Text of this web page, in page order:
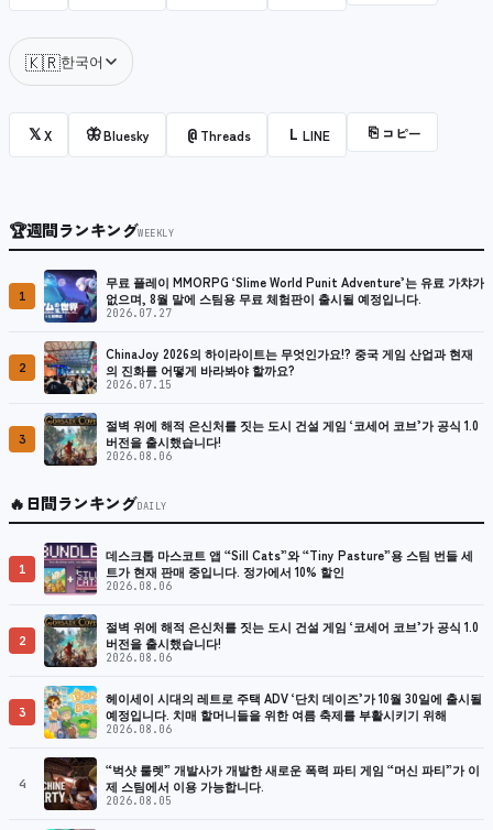
🇰🇷한국어
𝕏X 🦋Bluesky @ Threads L LINE ⎘ コピー
🏆週間ランキングWEEKLY
1
무료 플레이 MMORPG ‘Slime World Punit Adventure’는 유료 가챠가
없으며, 8월 말에 스팀용 무료 체험판이 출시될 예정입니다.
2026.07.27
2
ChinaJoy 2026의 하이라이트는 무엇인가요!? 중국 게임 산업과 현재
의 진화를 어떻게 바라봐야 할까요?
2026.07.15
3
절벽 위에 해적 은신처를 짓는 도시 건설 게임 ‘코세어 코브’가 공식 1.0
버전을 출시했습니다!
2026.08.06
🔥日間ランキングDAILY
1
데스크톱 마스코트 앱 “Sill Cats”와 “Tiny Pasture”용 스팀 번들 세
트가 현재 판매 중입니다. 정가에서 10% 할인
2026.08.06
2
절벽 위에 해적 은신처를 짓는 도시 건설 게임 ‘코세어 코브’가 공식 1.0
버전을 출시했습니다!
2026.08.06
3
헤이세이 시대의 레트로 주택 ADV ‘단치 데이즈’가 10월 30일에 출시될
예정입니다. 치매 할머니들을 위한 여름 축제를 부활시키기 위해
2026.08.06
4
“벅샷 룰렛” 개발사가 개발한 새로운 폭력 파티 게임 “머신 파티”가 이
제 스팀에서 이용 가능합니다.
2026.08.05